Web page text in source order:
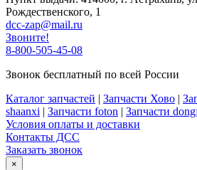
Рождественского, 1
dcc-zap@mail.ru
Звоните!
8-800-505-45-08
Звонок бесплатный по всей России
Каталог запчастей | Запчасти Хово |
shaanxi | Запчасти foton | Запчасти
Условия оплаты и доставки
Контакты ДСС
Заказать звонок
×